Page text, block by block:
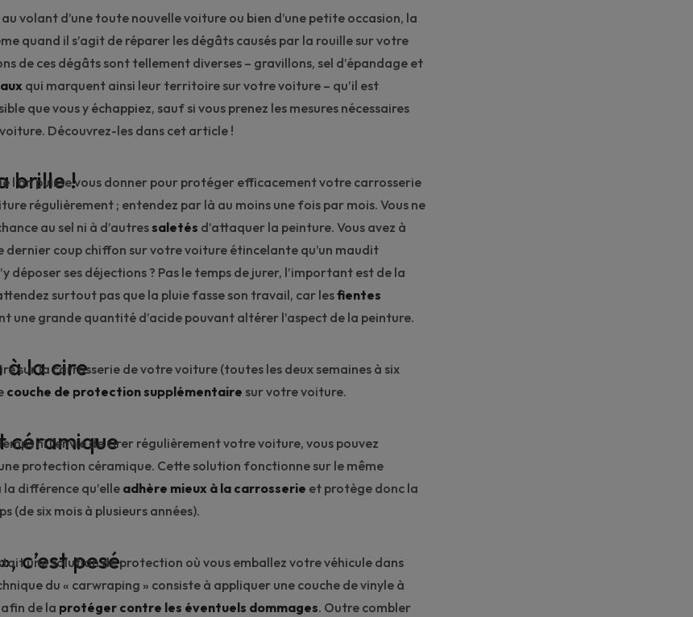
volant d’unetoute nouvelle voiture ou bien d’une petite occasion, la
quand il s’agit de réparer les dégâts causés par la rouille sur votre
de ces dégâts sont tellement diverses – gravillons, sel d’épandage et
qui marquent ainsi leur territoire sur votre voiture – qu’il est
que vous y échappiez, sauf si vous prenez les mesures nécessaires
Découvrez-les dans cet article !
brille !
l’on puisse vous donner pour protéger efficacement votre carrosserie
régulièrement ; entendez par là au moins une fois par mois. Vous ne
au sel ni à d’autressaletés d’attaquer la peinture. Vous avez à
dernier coup chiffon sur votre voiture étincelante qu’un maudit
déposer ses déjections ? Pas le temps de jurer, l’important est de la
surtout pas que la pluie fasse son travail, car lesfientes
une grande quantité d’acide pouvant altérer l’aspect de la peinture.
à la cire
sur la carrosserie de votre voiture (toutes les deux semaines à six
couche de protection supplémentaire sur votre voiture.
céramique
ni l’envie de cirer régulièrement votre voiture, vous pouvez
protection céramique. Cette solution fonctionne sur le même
différence qu’elle adhère mieux à la carrosserie et protège donc la
(de six mois à plusieurs années).
c’est pesé
une solution de protection où vous emballez votre véhicule dans
du « carwraping » consiste à appliquer une couche de vinyle à
de la protéger contre les éventuels dommages. Outre combler